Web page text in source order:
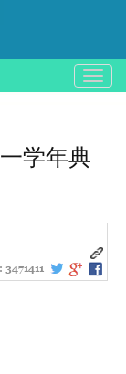
باز
و
学年典
3471411